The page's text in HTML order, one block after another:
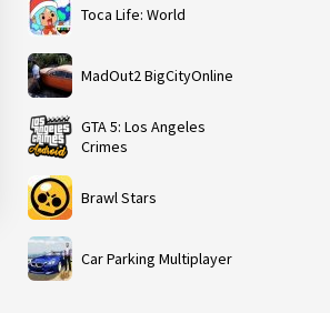
Toca Life: World
MadOut2 BigCityOnline
GTA 5: Los Angeles
Crimes
Brawl Stars
Car Parking Multiplayer